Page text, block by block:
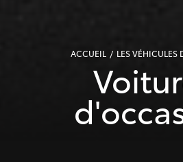
ACCUEIL LES VÉHICULES